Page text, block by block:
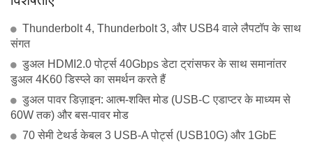
Thunderbolt 4, Thunderbolt 3, और USB4 वाले लैपटॉप के साथ
संगत
डुअल HDMI2.0 पोर्ट्स 40Gbps डेटा ट्रांसफर के साथ समानांतर
डुअल 4K60 डिस्प्ले का समर्थन करते हैं
डुअल पावर डिज़ाइन: आत्म-शक्ति मोड (USB-C एडाप्टर के माध्यम से
60W तक) और बस-पावर मोड
70 सेमी टेथर्ड केबल 3 USB-A पोर्ट्स (USB10G) और 1GbE